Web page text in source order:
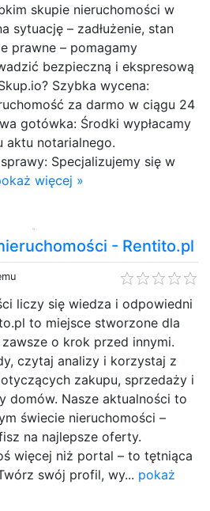
skupie nieruchomości w
sytuację – zadłużenie, stan
prawne – pomagamy
bezpieczną i ekspresową
Szybka wycena:
za darmo w ciągu 24
gotówka: Środki wypłacamy
aktu notarialnego.
Specjalizujemy się w
więcej »
- Rentito.pl
liczy się wiedza i odpowiedni
to miejsce stworzone dla
o krok przed innymi.
czytaj analizy i korzystaj z
zakupu, sprzedaży i
domów. Nasze aktualności to
świecie nieruchomości –
na najlepsze oferty.
więcej niż portal – to tętniąca
swój profil, wy... pokaż